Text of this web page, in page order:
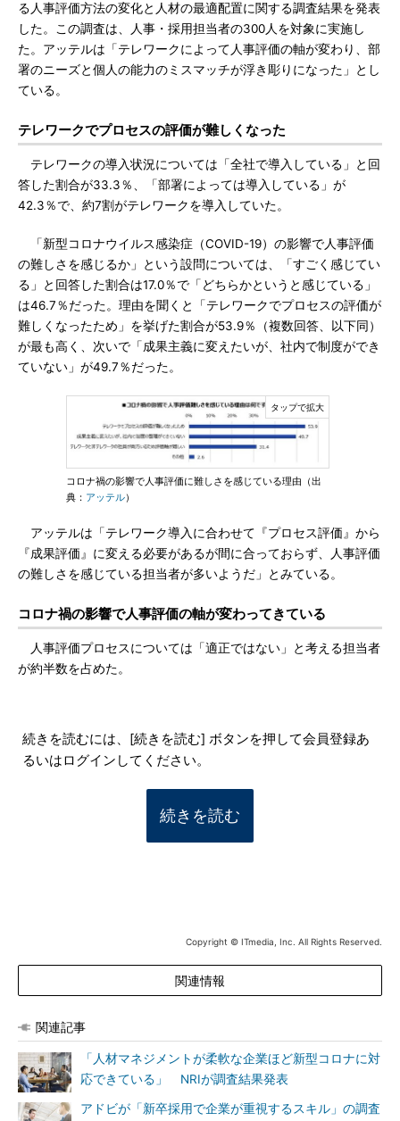
る人事評価方法の変化と人材の最適配置に関する調査結果を発表
した。この調査は、人事・採用担当者の300人を対象に実施し
た。アッテルは「テレワークによって人事評価の軸が変わり、部
署のニーズと個人の能力のミスマッチが浮き彫りになった」とし
ている。
テレワークでプロセスの評価が難しくなった
テレワークの導入状況については「全社で導入している」と回
答した割合が33.3％、「部署によっては導入している」が
42.3％で、約7割がテレワークを導入していた。
「新型コロナウイルス感染症（COVID-19）の影響で人事評価
の難しさを感じるか」という設問については、「すごく感じてい
る」と回答した割合は17.0％で「どちらかというと感じている」
は46.7％だった。理由を聞くと「テレワークでプロセスの評価が
難しくなったため」を挙げた割合が53.9％（複数回答、以下同）
が最も高く、次いで「成果主義に変えたいが、社内で制度ができ
ていない」が49.7％だった。
コロナ禍の影響で人事評価に難しさを感じている理由（出
典： アッテル）
アッテルは「テレワーク導入に合わせて『プロセス評価』から
『成果評価』に変える必要があるが間に合っておらず、人事評価
の難しさを感じている担当者が多いようだ」とみている。
コロナ禍の影響で人事評価の軸が変わってきている
人事評価プロセスについては「適正ではない」と考える担当者
が約半数を占めた。
続きを読むには、[続きを読む] ボタンを押して会員登録あ
るいはログインしてください。
続きを読む
Copyright © ITmedia, Inc. All Rights Reserved.
関連情報
関連記事
「人材マネジメントが柔軟な企業ほど新型コロナに対
応できている」 NRIが調査結果発表
アドビが「新卒採用で企業が重視するスキル」の調査